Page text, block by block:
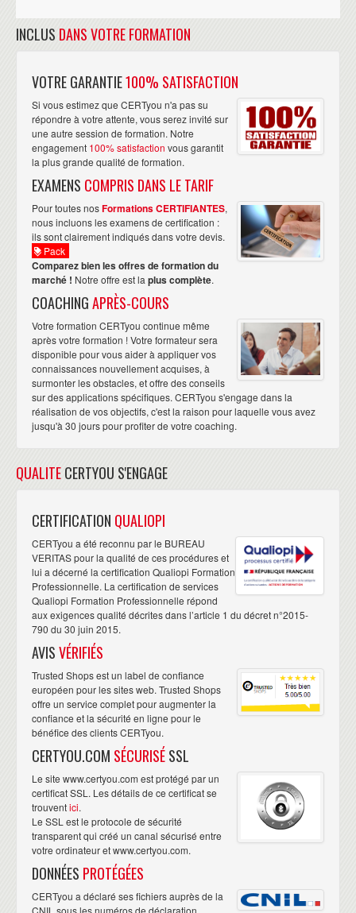
INCLUS DANS VOTRE FORMATION
VOTRE GARANTIE100% SATISFACTION
Si vous estimez que CERTyou n'a pas su
répondre à votre attente, vous serez invité sur
une autre session de formation. Notre
engagement 100% satisfaction vous garantit
la plus grande qualité de formation.
EXAMENS COMPRIS DANS LE TARIF
Pour toutes nosFormations CERTIFIANTES,
nous incluons les examens de certification :
ils sont clairement indiqués dans votre devis.
Pack
Comparez bien les offres de formation du
marché ! Notre offre est la plus complète.
COACHINGAPRÈS-COURS
Votre formation CERTyou continue même
après votre formation ! Votre formateur sera
disponible pour vous aider à appliquer vos
connaissances nouvellement acquises, à
surmonter les obstacles, et offre des conseils
sur des applications spécifiques. CERTyou s'engage dans la
réalisation de vos objectifs, c'est la raison pour laquelle vous avez
jusqu'à 30 jours pour profiter de votre coaching.
QUALITECERTYOU S'ENGAGE
CERTIFICATION QUALIOPI
CERTyou a été reconnu par le BUREAU
VERITAS pour la qualité de ces procédures et
lui a décerné la certification Qualiopi Formation
Professionnelle. La certification de services
Qualiopi Formation Professionnelle répond
aux exigences qualité décrites dans l’article 1 du décret n°2015-
790 du 30 juin 2015.
AVISVÉRIFIÉS
Trusted Shops est un label de confiance
européen pour les sites web. Trusted Shops
offre un service complet pour augmenter la
confiance et la sécurité en ligne pour le
bénéfice des clients CERTyou.
CERTYOU.COM SÉCURISÉSSL
Le site www.certyou.com est protégé par un
certificat SSL. Les détails de ce certificat se
trouventici.
Le SSL est le protocole de sécurité
transparent qui créé un canal sécurisé entre
votre ordinateur et www.certyou.com.
DONNÉES PROTÉGÉES
CERTyou a déclaré ses fichiers auprès de la
CNIL sous les numéros de déclaration